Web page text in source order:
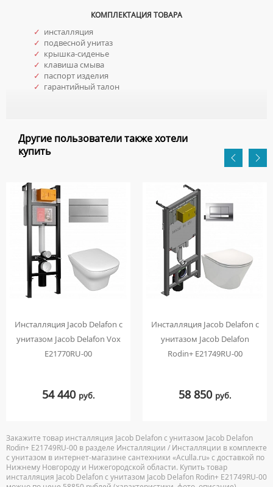
КОМПЛЕКТАЦИЯ ТОВАРА
✓ инсталляция
✓ подвесной унитаз
✓ крышка-сиденье
✓ клавиша смыва
✓ паспорт изделия
✓ гарантийный талон
Другие пользователи также хотели
купить
Инсталляция Jacob Delafon с
унитазом Jacob Delafon Vox
E21770RU-00
54 440 руб.
Инсталляция Jacob Delafon с
унитазом Jacob Delafon
Rodin+ E21749RU-00
58 850 руб.
Закажите товар инсталляция Jacob Delafon с унитазом Jacob Delafon
Rodin+ E21749RU-00 в разделе Инсталляции / Инсталляции в комплекте
с унитазом в интернет-магазине сантехники «Aculla.ru» с доставкой по
Нижнему Новгороду и Нижегородской области. Купить товар
инсталляция Jacob Delafon с унитазом Jacob Delafon Rodin+ E21749RU-00